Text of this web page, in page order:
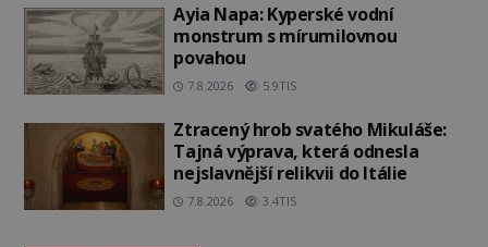
Ayia Napa: Kyperské vodní
monstrum s mírumilovnou
povahou
7.8.2026 5.9TIS
Ztracený hrob svatého Mikuláše:
Tajná výprava, která odnesla
nejslavnější relikvii do Itálie
7.8.2026 3.4TIS